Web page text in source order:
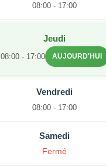
08:00 - 17:00
Jeudi
08:00 - 17:00 AUJOURD'HUI
Vendredi
08:00 - 17:00
Samedi
Fermé